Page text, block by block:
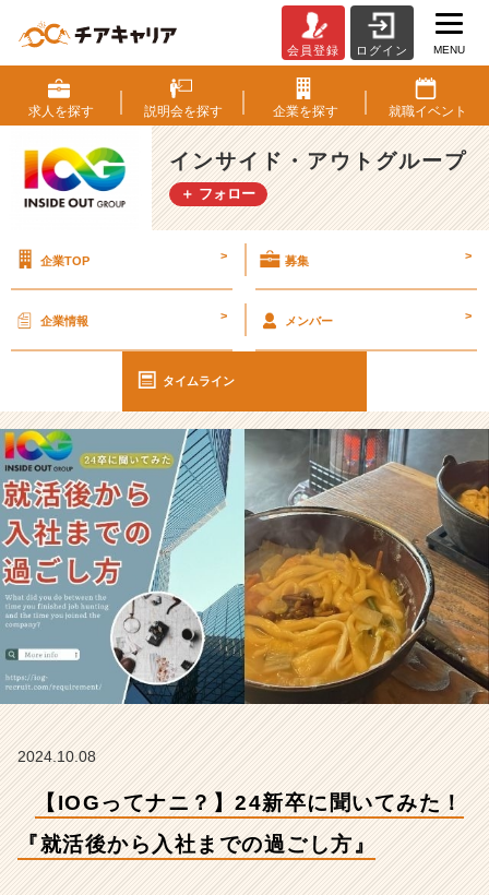
O
G
っ
て
ナ
ニ？】
卒
い
て
た！
『就
活
後
か
ら
ま
で
の
過
ご
ン
サ
イ
ド・
会員登録 ログイン MENU
求人を探す 説明会を探す 企業を探す 就職イベント
インサイド・アウトグループ
＋ フォロー
企業TOP > 募集 >
企業情報 > メンバー >
タイムライン
2024.10.08
【IOGってナニ？】24新卒に聞いてみた！
『就活後から入社までの過ごし方』